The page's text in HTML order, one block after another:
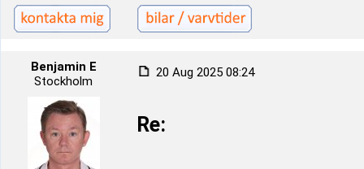
Benjamin E
Stockholm
20 Aug 2025 08:24
Re: